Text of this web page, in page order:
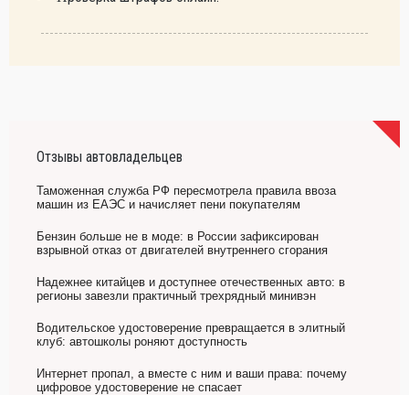
Отзывы автовладельцев
Таможенная служба РФ пересмотрела правила ввоза
машин из ЕАЭС и начисляет пени покупателям
Бензин больше не в моде: в России зафиксирован
взрывной отказ от двигателей внутреннего сгорания
Надежнее китайцев и доступнее отечественных авто: в
регионы завезли практичный трехрядный минивэн
Водительское удостоверение превращается в элитный
клуб: автошколы роняют доступность
Интернет пропал, а вместе с ним и ваши права: почему
цифровое удостоверение не спасает